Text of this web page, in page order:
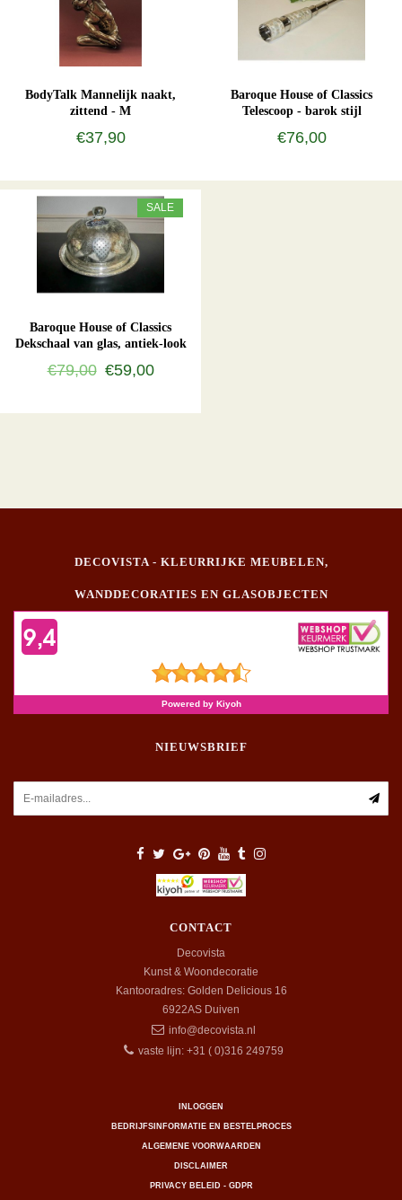
BodyTalk Mannelijk naakt,
zittend - M
€37,90
Baroque House of Classics
Telescoop - barok stijl
€76,00
SALE
Baroque House of Classics
Dekschaal van glas, antiek-look
€79,00 €59,00
DECOVISTA - KLEURRIJKE MEUBELEN,
WANDDECORATIES EN GLASOBJECTEN
NIEUWSBRIEF
CONTACT
Decovista
Kunst & Woondecoratie
Kantooradres: Golden Delicious 16
6922AS Duiven
info@decovista.nl
vaste lijn: +31 ( 0)316 249759
INLOGGEN
BEDRIJFSINFORMATIE EN BESTELPROCES
ALGEMENE VOORWAARDEN
DISCLAIMER
PRIVACY BELEID - GDPR